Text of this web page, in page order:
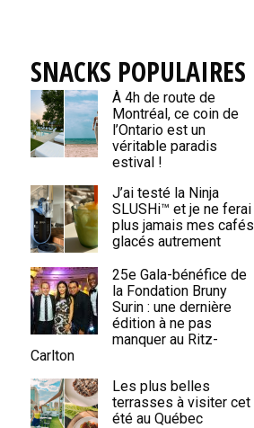
SNACKS POPULAIRES
À 4h de route de
Montréal, ce coin de
l’Ontario est un
véritable paradis
estival !
J’ai testé la Ninja
SLUSHi™ et je ne ferai
plus jamais mes cafés
glacés autrement
25e Gala-bénéfice de
la Fondation Bruny
Surin : une dernière
édition à ne pas
manquer au Ritz-
Carlton
Les plus belles
terrasses à visiter cet
été au Québec